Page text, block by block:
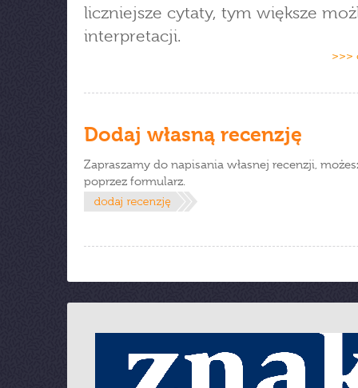
liczniejsze cytaty, tym większe
interpretacji.
>>>
Dodaj własną recenzję
Zapraszamy do napisania własnej recenzji,
poprzez formularz.